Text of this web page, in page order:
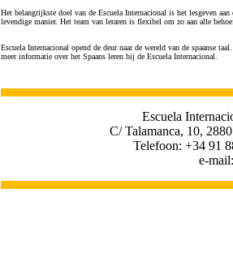
Het belangrijkste doel van de Escuela Internacional is het lesgeven
levendige manier. Het team van leraren is flexibel om zo aan alle
Escuela Internacional opend de deur naar de wereld van de spaanse
meer informatie over het Spaans leren bij de Escuela Internacional.
Escuela
C/ Talamanca, 10,
Telefoon: +34 91
e-